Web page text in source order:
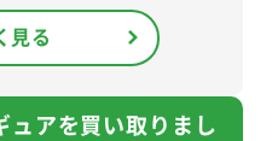
見る
ュアを買い取りまし